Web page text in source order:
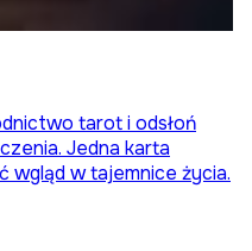
tarot i odsłoń
Jedna karta
wgląd w tajemnice życia.